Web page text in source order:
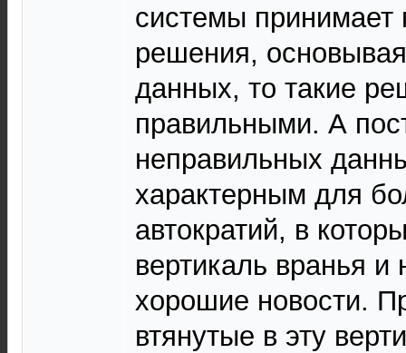
системы принимает
решения,
данных, то такие
правильными. А
неправильных
характерным для
автократий, в
вертикаль вранья
хорошие новости.
втянутые в эту